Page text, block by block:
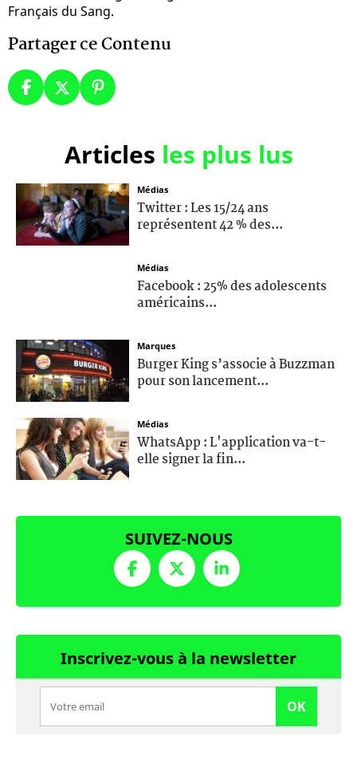
Français du Sang.
Partager ce Contenu
Articles les plus lus
Médias
Twitter : Les 15/24 ans
représentent 42 % des...
Médias
Facebook : 25% des adolescents
américains...
Marques
Burger King s’associe à Buzzman
pour son lancement...
Médias
WhatsApp : L'application va-t-
elle signer la fin...
SUIVEZ-NOUS
Inscrivez-vous à la newsletter
OK